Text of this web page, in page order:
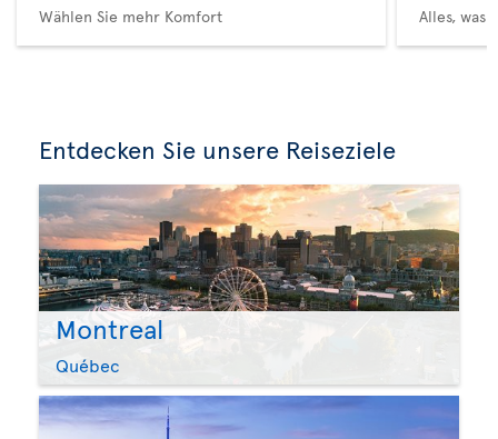
Wählen Sie mehr Komfort Alles, was
Entdecken Sie unsere Reiseziele
Montreal
Québec